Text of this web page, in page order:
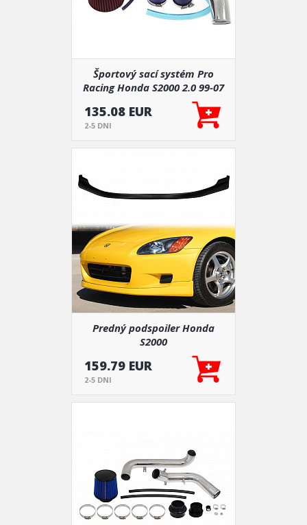
Športový sací systém Pro
Racing Honda S2000 2.0 99-07
Studený vzduchový filter PP-
53330
135.08 EUR
2-5 DNI
Predný podspoiler Honda
S2000
159.79 EUR
2-5 DNI